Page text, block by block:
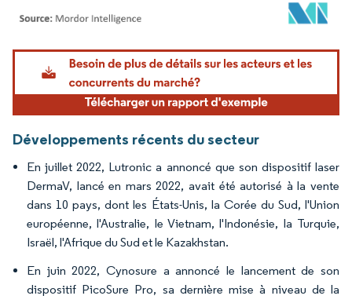
Image © Mordor Intelligence. La réutilisation nécessite une attribution sous CC BY
Développements récents du secteur
En juillet 2022, Lutronic a annoncé que son dispositif laser
DermaV, lancé en mars 2022, avait été autorisé à la vente
dans 10 pays, dont les États-Unis, la Corée du Sud, l'Union
européenne, l'Australie, le Vietnam, l'Indonésie, la Turquie,
Israël, l'Afrique du Sud et le Kazakhstan.
En juin 2022, Cynosure a annoncé le lancement de son
dispositif PicoSure Pro, sa dernière mise à niveau de la